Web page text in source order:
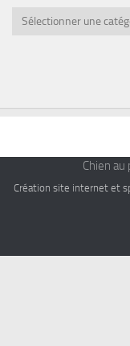
Catégories
Chien
Création site internet et